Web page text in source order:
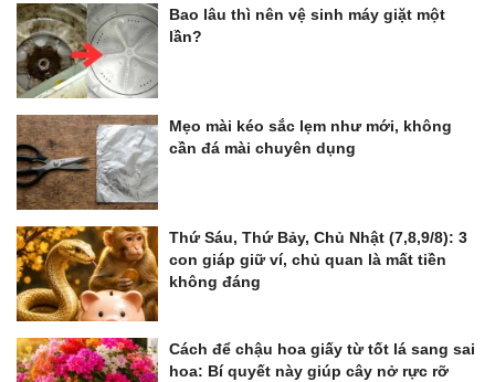
Bao lâu thì nên vệ sinh máy giặt một
lần?
Mẹo mài kéo sắc lẹm như mới, không
cần đá mài chuyên dụng
Thứ Sáu, Thứ Bảy, Chủ Nhật (7,8,9/8): 3
con giáp giữ ví, chủ quan là mất tiền
không đáng
Cách để chậu hoa giấy từ tốt lá sang sai
hoa: Bí quyết này giúp cây nở rực rỡ